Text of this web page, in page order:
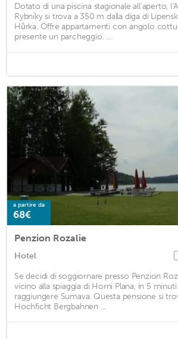
Dotato di una piscina stagionale all'aperto,
Rybníky si trova a 350 m dalla diga di
Hůrka. Offre appartamenti con angolo
presente un parcheggio. ...
a partire da
68€
Penzion Rozalie
Hotel
Se decidi di soggiornare presso Penzion
vicino alla spiaggia di Horni Plana, in 5
raggiungere Sumava. Questa pensione si
Hochficht Bergbahnen ...